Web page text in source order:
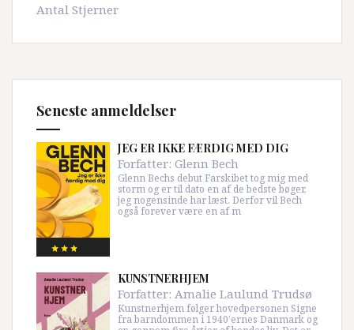
Antal Stjerner
Seneste anmeldelser
JEG ER IKKE FÆRDIG MED DIG
Forfatter: Glenn Bech
Glenn Bechs debut Farskibet tog mig med
storm og er til dato en af de bedste bøger,
jeg nogensinde har læst. Derfor vil Bech
også forever være en af m
KUNSTNERHJEM
Forfatter: Amalie Laulund Trudsø
Kunstnerhjem følger hovedpersonen Signe
fra barndommen i 1940’ernes Danmark og